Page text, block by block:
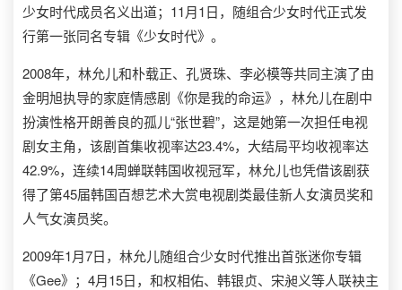
少女时代成员名义出道；11月1日，随组合少女时代正式发
行第一张同名专辑《少女时代》。
2008年，林允儿和朴载正、孔贤珠、李必模等共同主演了由
金明旭执导的家庭情感剧《你是我的命运》，林允儿在剧中
扮演性格开朗善良的孤儿“张世碧”，这是她第一次担任电视
剧女主角，该剧首集收视率达23.4%，大结局平均收视率达
42.9%，连续14周蝉联韩国收视冠军，林允儿也凭借该剧获
得了第45届韩国百想艺术大赏电视剧类最佳新人女演员奖和
人气女演员奖。
2009年1月7日，林允儿随组合少女时代推出首张迷你专辑
《Gee》；4月15日，和权相佑、韩银贞、宋昶义等人联袂主